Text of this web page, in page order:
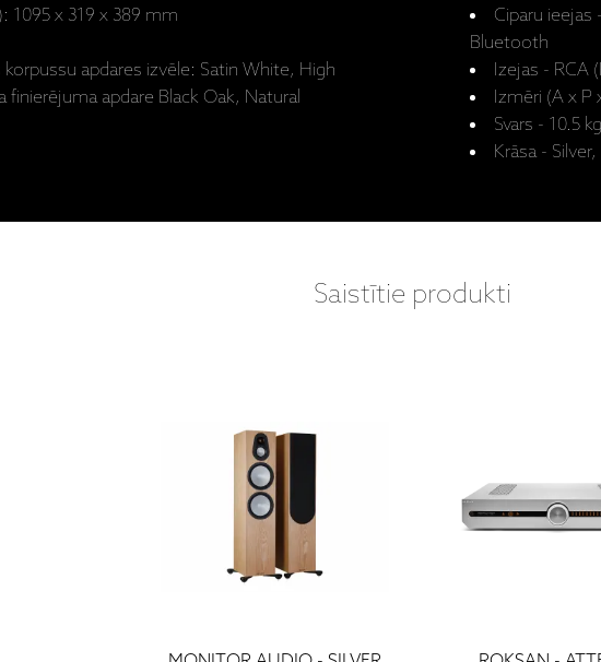
1095 x 319 x 389 mm
apdares izvēle: Satin White, High
finierējuma apdare Black Oak, Natural
Ciparu ieejas
Bluetooth
Izejas - RCA
Izmēri (A x P
Svars - 10.5 kg
Krāsa - Silver,
Saistītie produkti